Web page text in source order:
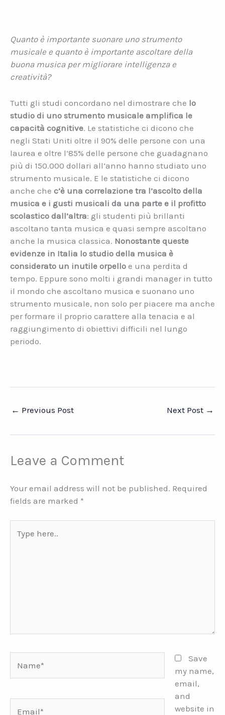
Quanto è importante suonare uno strumento
musicale e quanto è importante ascoltare della
buona musica per migliorare intelligenza e
creatività?
Tutti gli studi concordano nel dimostrare che lo
studio di uno strumento musicale amplifica le
capacità cognitive. Le statistiche ci dicono che
negli Stati Uniti oltre il 90% delle persone con una
laurea e oltre l’85% delle persone che guadagnano
più di 150.000 dollari all’anno hanno studiato uno
strumento musicale. E le statistiche ci dicono
anche che c’è una correlazione tra l’ascolto della
musica e i gusti musicali da una parte e il profitto
scolastico dall’altra: gli studenti più brillanti
ascoltano tanta musica e quasi sempre ascoltano
anche la musica classica. Nonostante queste
evidenze in Italia lo studio della musica è
considerato un inutile orpello e una perdita d
tempo. Eppure sono molti i grandi manager in tutto
il mondo che ascoltano musica e suonano uno
strumento musicale, non solo per piacere ma anche
per formare il proprio carattere alla tenacia e al
raggiungimento di obiettivi difficili nel lungo
periodo.
← Previous Post Next Post →
Leave a Comment
Your email address will not be published. Required
fields are marked *
here..
Save
my name,
email,
and
website in